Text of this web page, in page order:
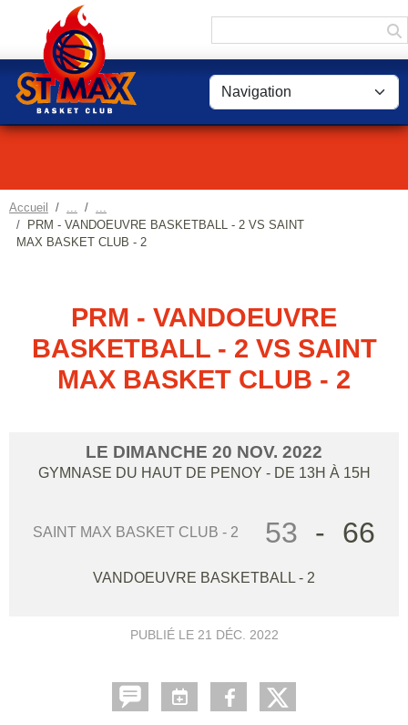
Accueil
PRM - VANDOEUVRE BASKETBALL - 2 VS SAINT
MAX BASKET CLUB - 2
PRM - VANDOEUVRE
BASKETBALL - 2 VS SAINT
MAX BASKET CLUB - 2
LE DIMANCHE 20 NOV. 2022
GYMNASE DU HAUT DE PENOY - DE 13H À 15H
SAINT MAX BASKET CLUB - 2 53 - 66
VANDOEUVRE BASKETBALL - 2
PUBLIÉ LE 21 DÉC. 2022
Panneau de gestion des cookies